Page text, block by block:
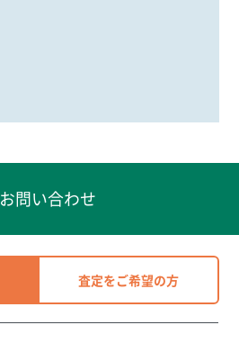
お問い合わせ
査定をご希望の方